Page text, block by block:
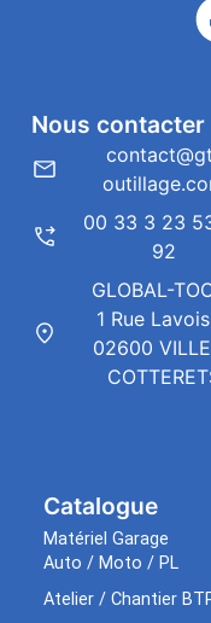
Catalogue
Matériel Garage
Auto / Moto / PL
Atelier / Chantier
Nous contacter
00 33 3 23
92
GLOBAL-
1 Rue
02600